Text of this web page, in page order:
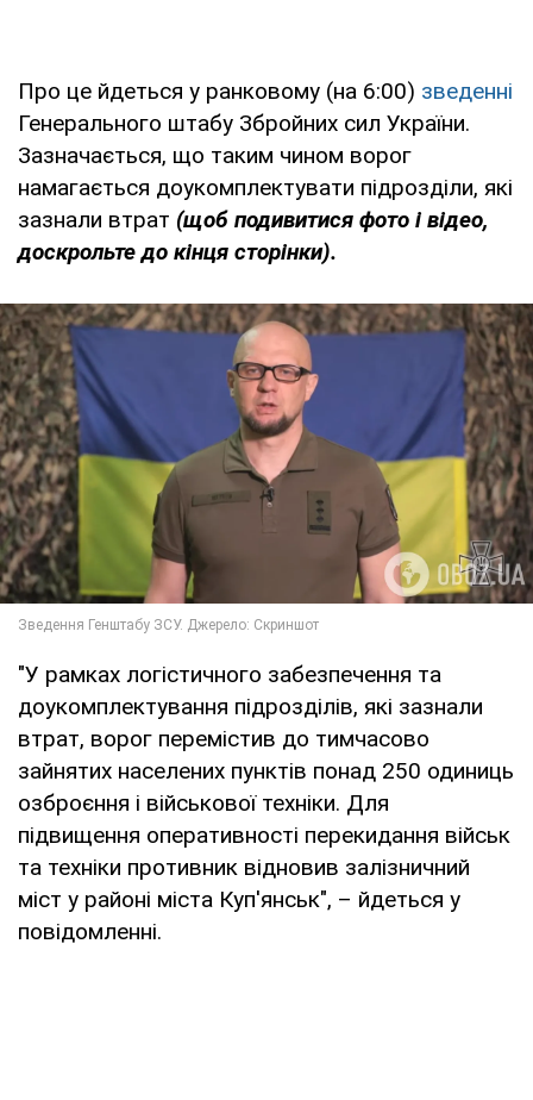
Про це йдеться у ранковому (на 6:00) зведенні
Генерального штабу Збройних сил України.
Зазначається, що таким чином ворог
намагається доукомплектувати підрозділи, які
зазнали втрат (щоб подивитися фото і відео,
доскрольте до кінця сторінки).
"У рамках логістичного забезпечення та
доукомплектування підрозділів, які зазнали
втрат, ворог перемістив до тимчасово
зайнятих населених пунктів понад 250 одиниць
озброєння і військової техніки. Для
підвищення оперативності перекидання військ
та техніки противник відновив залізничний
міст у районі міста Куп'янськ", – йдеться у
повідомленні.